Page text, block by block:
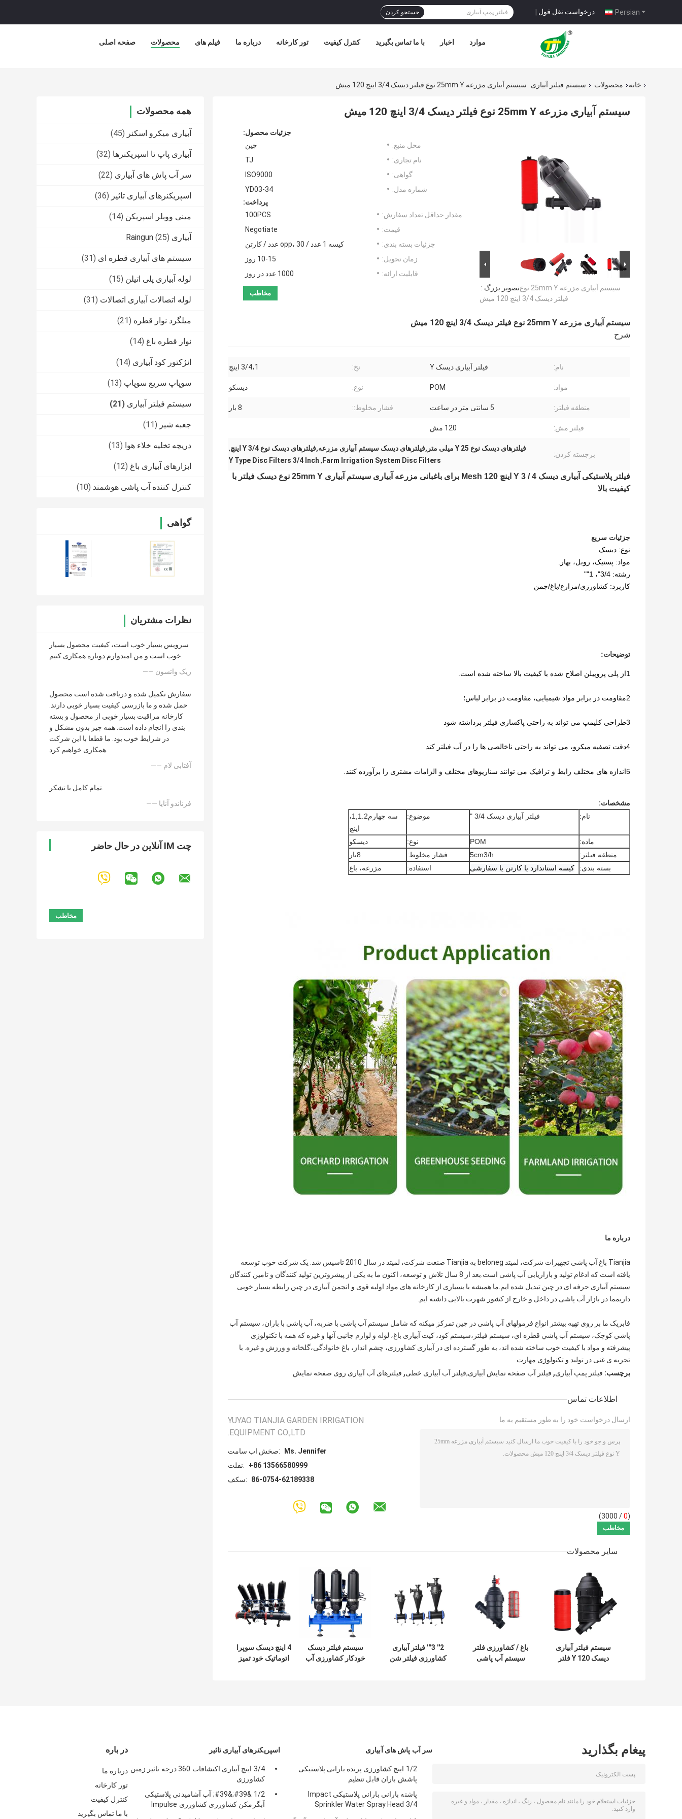
Persian درخواست نقل قول | جستجو کردن
صفحه اصلی محصولات فیلم های درباره ما تور کارخانه کنترل کیفیت با ما تماس بگیرید اخبار موارد
خانه محصولات سیستم فیلتر آبیاری سیستم آبیاری مزرعه 25mm Y نوع فیلتر دیسک 3/4 اینچ 120 میش
همه محصولات
آبیاری میکرو اسکنر (45)
آبیاری پاپ تا اسپریکنرها (32)
سر آب پاش های آبیاری (22)
اسپریکنرهای آبیاری تاثیر (36)
مینی ووبلر اسپریکن (14)
آبیاری Raingun (25)
سیستم های آبیاری قطره ای (31)
لوله آبیاری پلی اتیلن (15)
لوله اتصالات آبیاری اتصالات (31)
میلگرد نوار قطره (21)
نوار قطره باغ (14)
انژکتور کود آبیاری (14)
سوپاپ سریع سوپاپ (13)
سیستم فیلتر آبیاری (21)
جعبه شیر (11)
دریچه تخلیه خلاء هوا (13)
ابزارهای آبیاری باغ (12)
کنترل کننده آب پاشی هوشمند (10)
گواهی
نظرات مشتریان
سرویس بسیار خوب است، کیفیت محصول بسیار
خوب است و من امیدوارم دوباره همکاری کنیم.
—— ریک واتسون
سفارش تکمیل شده و دریافت شده است محصول
حمل شده و ما بازرسی کیفیت بسیار خوبی دارند.
کارخانه مراقبت بسیار خوبی از محصول و بسته
بندی را انجام داده است. همه چیز بدون مشکل و
در شرایط خوب بود. ما قطعا با این شرکت
همکاری خواهیم کرد.
—— آفتابی لام
تمام کامل با تشکر.
—— فرناندو آنایا
چت IM آنلاین در حال حاضر
سیستم آبیاری مزرعه 25mm Y نوع فیلتر دیسک 3/4 اینچ 120 میش
تصویر بزرگ :سیستم آبیاری مزرعه 25mm Y نوع
فیلتر دیسک 3/4 اینچ 120 میش
جزئیات محصول:
محل منبع:
چین
نام تجاری:
TJ
گواهی:
ISO9000
شماره مدل:
YD03-34
پرداخت:
مقدار حداقل تعداد سفارش:
100PCS
قیمت:
Negotiate
جزئیات بسته بندی:
کیسه 1 عدد / opp، 30 عدد / کارتن
زمان تحویل:
10-15 روز
قابلیت ارائه:
1000 عدد در روز
مخاطب
سیستم آبیاری مزرعه 25mm Y نوع فیلتر دیسک 3/4 اینچ 120 میش
شرح
نام: فیلتر آبیاری دیسک Y نخ: 3/4،1 اینچ
مواد: POM نوع: ديسکو
منطقه فیلتر: 5 سانتی متر در ساعت فشار مخلوط:: 8 بار
فیلتر مش: 120 مش
برجسته کردن:
فیلترهای دیسک نوع Y 25 میلی متر,فیلترهای دیسک سیستم آبیاری مزرعه,فیلترهای دیسک نوع Y 3/4 اینچ
,
Farm Irrigation System Disc Filters
,
Y Type Disc Filters 3/4 Inch
فیلتر پلاستیکی آبیاری دیسک Y 3 / 4 اینچ 120 Mesh برای باغبانی مزرعه آبیاری سیستم آبیاری 25mm Y نوع دیسک فیلتر با
کیفیت بالا
جزئیات سریع
نوع: دیسک
مواد: پستیک، روبل، بهار.
رشته: 3/4"، 1""
کاربرد: کشاورزی/مزارع/باغ/چمن
توضیحات:
1از پلی پروپیلن اصلاح شده با کیفیت بالا ساخته شده است.
2مقاومت در برابر مواد شیمیایی، مقاومت در برابر لباس؛
3طراحی کلیمپ می تواند به راحتی پاکسازی فیلتر برداشته شود
4دقت تصفیه میکرو، می تواند به راحتی ناخالصی ها را در آب فیلتر کند
5اندازه های مختلف رابط و ترافیک می توانند سناریوهای مختلف و الزامات مشتری را برآورده کنند.
مشخصات:
نام:
فیلتر آبیاری دیسک 3/4 " موضوع:
سه چهارم1,1.2،
اینچ
ماده:
POM نوع:
ديسکو
منطقه فیلتر:
5cm3/h فشار مخلوط:
8بار
بسته بندی:
کیسه استاندارد یا کارتن یا سفارشی استفاده: مزرعه، باغ
درباره ما
Tianjia باغ آب پاشی تجهیزات شرکت، لمیتد beloneg به Tianjia صنعت شرکت، لمیتد در سال 2010 تاسیس شد. یک شرکت خوب توسعه
یافته است که ادغام تولید و بازاریابی آب پاشی است.بعد از 8 سال تلاش و توسعه، اکنون ما به یکی از پیشروترین تولید کنندگان و تامین کنندگان
سیستم آبیاری حرفه ای در چین تبدیل شده ایم.ما همیشه با بسیاری از کارخانه های مواد اولیه قوی و انجمن آبیاری در چین رابطه بسیار خوبی
داریمما در بازار آب پاشی در داخل و خارج از کشور شهرت بالایی داشته ایم.
فابريک ما بر روي تهيه بيشتر انواع فرمولهاي آب پاشي در چين تمرکز ميکنه که شامل سيستم آب پاشي با ضربه، آب پاشي با باران، سيستم آب
پاشي کوچک، سيستم آب پاشي قطره اي، سيستم فيلتر،سیستم کود، کیت آبیاری باغ، لوله و لوازم جانبی آنها و غیره که همه با تکنولوژی
پیشرفته و مواد با کیفیت خوب ساخته شده اند، به طور گسترده ای در آبیاری کشاورزی، چشم انداز، باغ خانوادگی،گلخانه و ورزش و غیره. با
تجربه ی غنی در تولید و تکنولوژی مهارت
برچسب: فیلتر پمپ آبیاری, فیلتر آب صفحه نمایش آبیاری,فیلتر آب آبیاری خطی, فیلترهای آب آبیاری روی صفحه نمایش
اطلاعات تماس
YUYAO TIANJIA GARDEN IRRIGATION
EQUIPMENT CO.,LTD.
تماس با شخص:
Ms. Jennifer
تلفن:
+86 13566580999
فکس:
86-0754-62189338
ارسال درخواست خود را به طور مستقیم به ما
(
0
/ 3000)
سایر محصولات
سیستم فیلتر آبیاری
دیسک Y 120 فلتر
باغ / کشاورزی فلتر
سیستم آب پاشی
2'' 3''' فیلتر آبیاری
کشاورزی فیلتر شن
سیستم فیلتر دیسک
خودکار کشاورزی آب
4 اینچ دیسک سوپرا
اتوماتیک خود تمیز
در باره
درباره ما
تور کارخانه
کنترل کیفیت
با ما تماس بگیرید
اسپریکنرهای آبیاری تاثیر
3/4 اینچ آبیاری اکتشافات 360 درجه تاثیر زمین
کشاورزی
1/2 &#39;&#39; آب آشامیدنی پلاستیکی
آبگرمکن کشاورزی کشاورزی Impulse
سر آب پاش های آبیاری
1/2 اینچ کشاورزی پرنده بارانی پلاستیکی
پاشش باران قابل تنظیم
پاشنه بارانی بارانی پلاستیکی Impact
Sprinkler Water Spray Head 3/4
پیغام بگذارید